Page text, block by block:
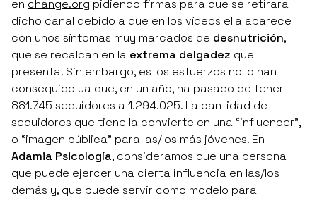
en change.org pidiendo firmas para que se retirara
dicho canal debido a que en los vídeos ella aparece
con unos síntomas muy marcados de desnutrición,
que se recalcan en la extrema delgadez que
presenta. Sin embargo, estos esfuerzos no lo han
conseguido ya que, en un año, ha pasado de tener
881.745 seguidores a 1.294.025. La cantidad de
seguidores que tiene la convierte en una “influencer”,
o “imagen pública” para las/los más jóvenes. En
Adamia Psicología, consideramos que una persona
que puede ejercer una cierta influencia en las/los
demás y, que puede servir como modelo para